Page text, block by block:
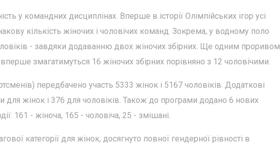
у командних дисциплінах. Вперше в історії Олімпійських ігор усі
кількість жіночих і чоловічих команд. Зокрема, у водному поло
- завдяки додаванню двох жіночих збірних. Ще одним проривом
змагатимуться 16 жіночих збірних порівняно з 12 чоловічими.
передбачено участь 5333 жінок і 5167 чоловіків. Додаткові
для жінок і 376 для чоловіків. Також до програми додано 6 нових
161 - жіноча, 165 - чоловіча, 25 - змішані.
категорії для жінок, досягнуто повної гендерної рівності в